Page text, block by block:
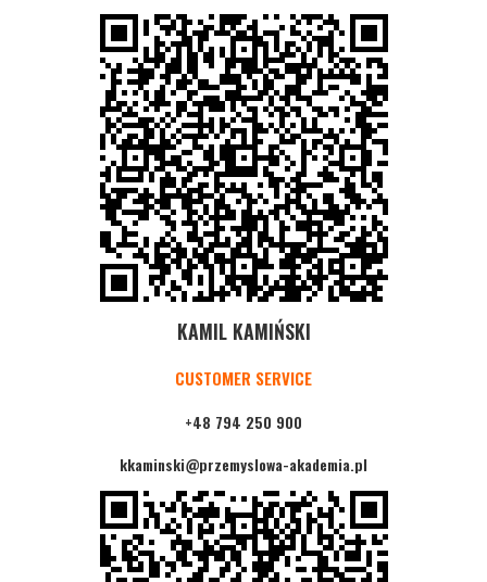
KAMIL KAMIŃSKI
CUSTOMER SERVICE
+48 794 250 900
kkaminski@przemyslowa-akademia.pl